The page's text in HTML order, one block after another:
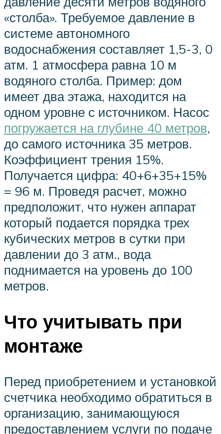
«столба». Требуемое давление в
системе автономного
водоснабжения составляет 1,5-3, 0
атм. 1 атмосфера равна 10 м
водяного столба. Пример: дом
имеет два этажа, находится на
одном уровне с источником. Насос
погружается на глубине 40 метров,
до самого источника 35 метров.
Коэффициент трения 15%.
Получается цифра: 40+6+35+15%
= 96 м. Проведя расчет, можно
предположит, что нужен аппарат
который подается порядка трех
кубических метров в сутки при
давлении до 3 атм., вода
поднимается на уровень до 100
метров.
Что учитывать при
монтаже
Перед приобретением и установкой
счетчика необходимо обратиться в
организацию, занимающуюся
предоставлением услуги по подаче